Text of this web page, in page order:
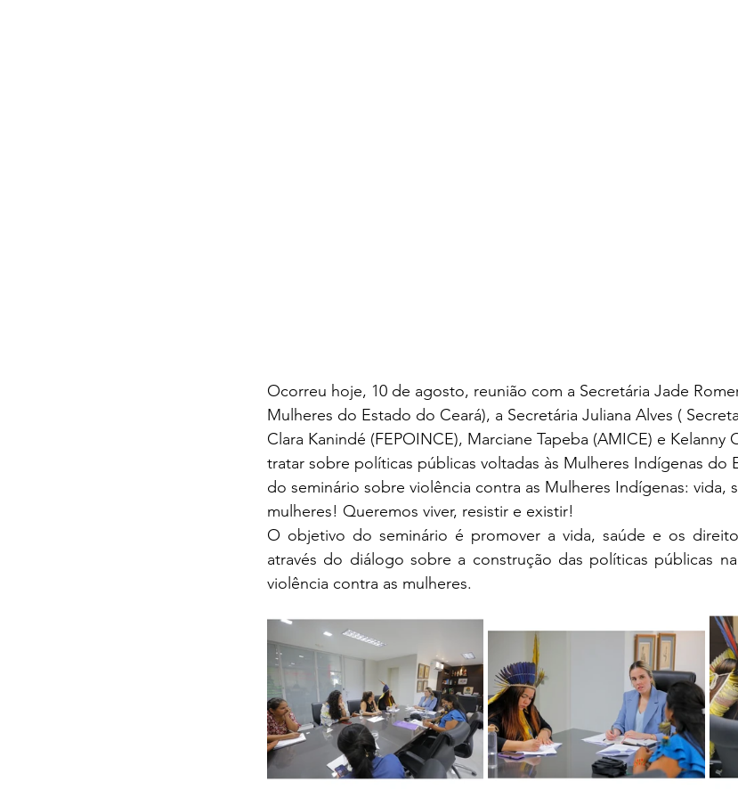
Ocorreu hoje, 10 de agosto, reunião com a Secretária Jade
Mulheres do Estado do Ceará), a Secretária Juliana Alves (
Clara Kanindé (FEPOINCE), Marciane Tapeba (AMICE) e Kelanny
tratar sobre políticas públicas voltadas às Mulheres Indígenas do
do seminário sobre violência contra as Mulheres Indígenas: vida,
mulheres! Queremos viver, resistir e existir!
O objetivo do seminário é promover a vida, saúde e os
através do diálogo sobre a construção das políticas públicas
violência contra as mulheres.